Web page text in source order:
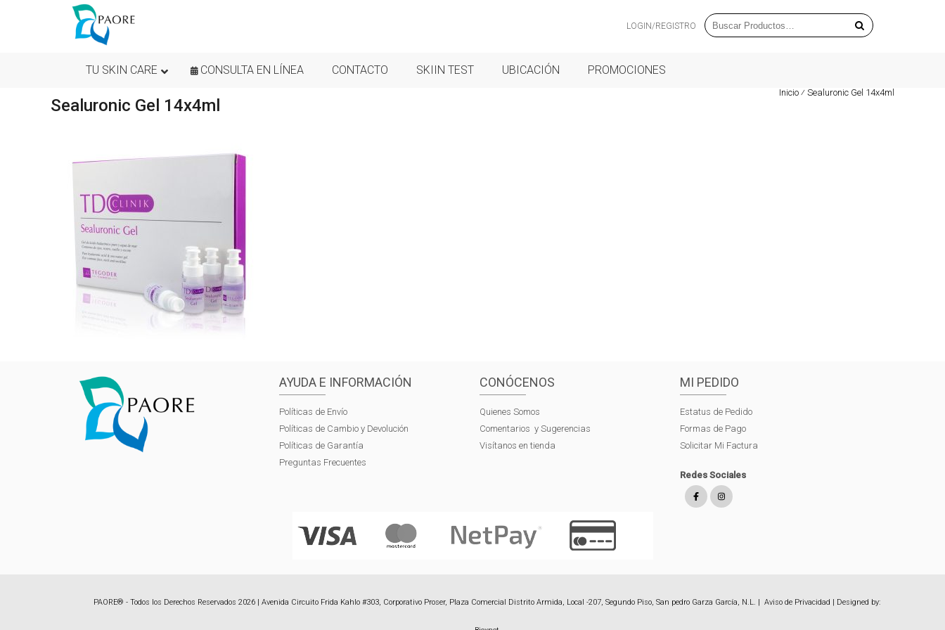
LOGIN/REGISTRO
TU SKIN CARE CONSULTA EN LÍNEA CONTACTO SKIIN TEST UBICACIÓN PROMOCIONES
Inicio ⁄ Sealuronic Gel 14x4ml
Sealuronic Gel 14x4ml
AYUDA E INFORMACIÓN
Políticas de Envío
Políticas de Cambio y Devolución
Políticas de Garantía
Preguntas Frecuentes
CONÓCENOS
Quienes Somos
Comentarios y Sugerencias
Visítanos en tienda
MI PEDIDO
Estatus de Pedido
Formas de Pago
Solicitar Mi Factura
Redes Sociales
PAORE® - Todos los Derechos Reservados 2026 | Avenida Circuito Frida Kahlo #303, Corporativo Proser, Plaza Comercial Distrito Armida, Local -207, Segundo Piso, San pedro Garza García, N.L. | Aviso de Privacidad | Designed by: